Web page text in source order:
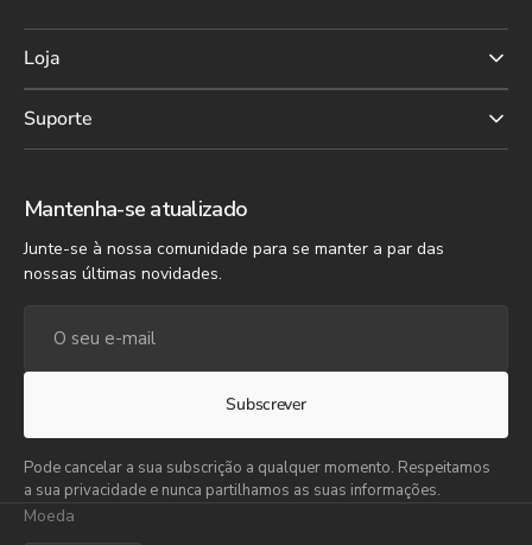
Loja
Suporte
Mantenha-se atualizado
Junte-se à nossa comunidade para se manter a par das
nossas últimas novidades.
e-
Subscrever
Pode cancelar a sua subscrição a qualquer momento. Respeitamos
a sua privacidade e nunca partilhamos as suas informações.
Moeda